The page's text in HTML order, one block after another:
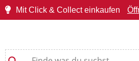
Mit Click & Collect einkaufen